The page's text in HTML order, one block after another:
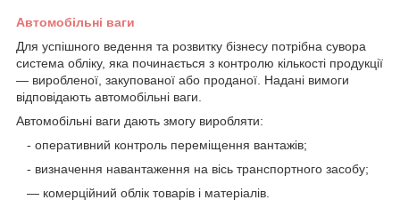
Автомобільні ваги
Для успішного ведення та розвитку бізнесу потрібна сувора
система обліку, яка починається з контролю кількості продукції
— виробленої, закупованої або проданої. Надані вимоги
відповідають автомобільні ваги.
Автомобільні ваги дають змогу виробляти:
- оперативний контроль переміщення вантажів;
- визначення навантаження на вісь транспортного засобу;
— комерційний облік товарів і матеріалів.